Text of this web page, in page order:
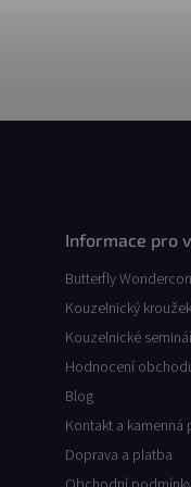
Informace pro
Butterfly
Kouzelnický
Kouzelnické
Hodnocení
Blog
Kontakt a kamenná
Doprava a platba